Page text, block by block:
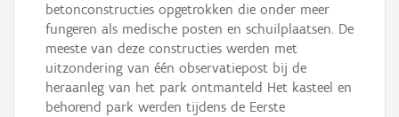
betonconstructies opgetrokken die onder meer
fungeren als medische posten en schuilplaatsen. De
meeste van deze constructies werden met
uitzondering van één observatiepost bij de
heraanleg van het park ontmanteld Het kasteel en
behorend park werden tijdens de Eerste